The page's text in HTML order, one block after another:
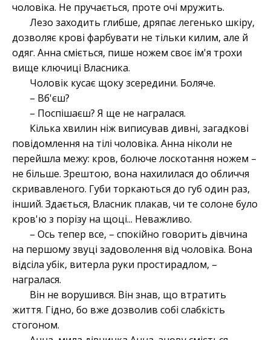
чоловіка. Не пручається, проте очі мружить.
Лезо заходить глибше, дряпає легенько шкіру,
дозволяє крові фарбувати не тільки килим, але й
одяг. Анна сміється, пише ножем своє ім'я трохи
вище ключиці Власника.
Чоловік кусає щоку зсередини. Боляче.
– Вб'єш?
– Поспішаєш? Я ще не награлася.
Кілька хвилин ніж виписував дивні, загадкові
повідомлення на тілі чоловіка. Анна ніколи не
перейшла межу: кров, болюче лоскотання ножем –
не більше. Зрештою, вона нахилилася до обличчя
скривавленого. Губи торкаються до губ один раз,
інший. Здається, Власник плакав, чи те солоне було
кров'ю з порізу на щоці... Неважливо.
– Ось тепер все, – спокійно говорить дівчина
на першому звуці задоволення від чоловіка. Вона
відсіла убік, витерла руки простирадлом, –
награлася.
Він не ворушився. Він знав, що втратить
життя. Гідно, бо вже дозволив собі слабкість
стогоном.